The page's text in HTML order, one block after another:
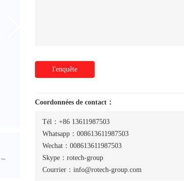
l'enquête
Coordonnées de contact：
Tél：+86 13611987503
Whatsapp：008613611987503
Wechat：008613611987503
Skype：rotech-group
Courrier：info@rotech-group.com